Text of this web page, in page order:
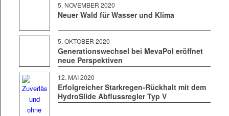
5. NOVEM­BER 2020
Neuer Wald für Wasser und Klima
5. OKTO­BER 2020
Generationswechsel bei MevaPol eröffnet
neue Perspektiven
12. MAI 2020
Erfolgreicher Starkregen-Rückhalt mit dem
HydroSlide Abflussregler Typ V